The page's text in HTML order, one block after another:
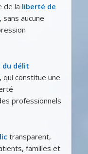
de la liberté de
, sans aucune
du délit
, qui constitue une
professionnels
transparent,
familles et